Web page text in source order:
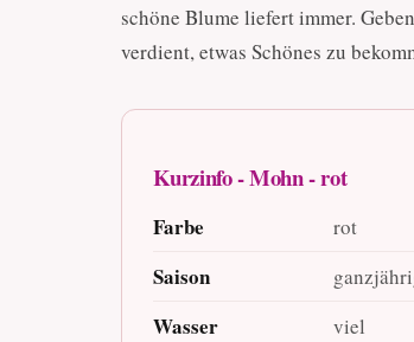
schöne Blume liefert immer.
verdient, etwas Schönes zu
Kurzinfo - Mohn - rot
Farbe rot
Saison
Wasser viel